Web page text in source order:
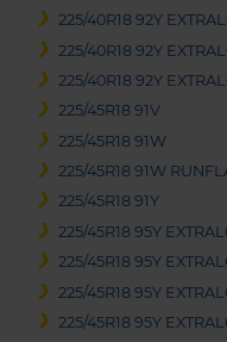
225/40R18 92Y
225/40R18 92Y
225/40R18 92Y
225/45R18 91V
225/45R18 91W
225/45R18 91W
225/45R18 91Y
225/45R18 95Y
225/45R18 95Y
225/45R18 95Y
225/45R18 95Y